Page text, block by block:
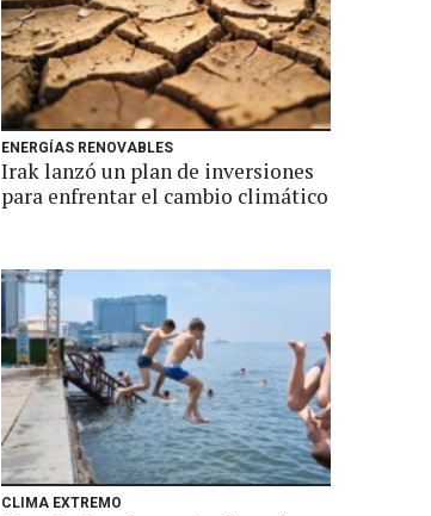
ENERGÍAS RENOVABLES
Irak lanzó un plan de inversiones
para enfrentar el cambio climático
CLIMA EXTREMO